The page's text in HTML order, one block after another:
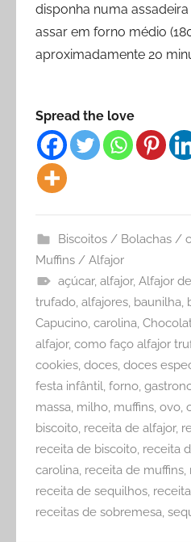
disponha numa
assar em forno médio
aproximadamente 20
Spread the love
Biscoitos / Bolachas /
Muffins / Alfajor
açúcar, alfajor, Alfajor
trufado alfajores baunilha
Capucino carolina
alfajor, como faço alfajor
cookies doces doces
festa infântil forno
massa milho muffins ovo
biscoito receita de alfajor,
receita de biscoito receita
carolina receita de muffins
receita de sequilhos
receitas de sobremesa